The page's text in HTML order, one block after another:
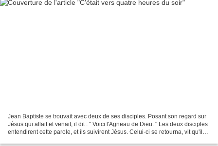
Jean Baptiste se trouvait avec deux de ses disciples. Posant son regard sur
Jésus qui allait et venait, il dit : " Voici l'Agneau de Dieu. " Les deux disciples
entendirent cette parole, et ils suivirent Jésus. Celui-ci se retourna, vit qu'ils